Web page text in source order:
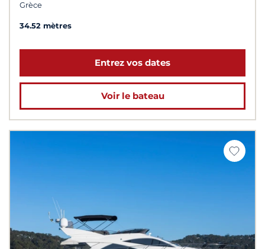
Grèce
34.52 mètres
Entrez vos dates
Voir le bateau